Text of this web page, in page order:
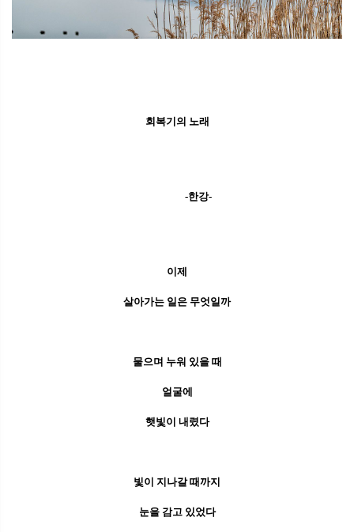
회복기의 노래
-한강-
이제
살아가는 일은 무엇일까
물으며 누워 있을 때
얼굴에
햇빛이 내렸다
빛이 지나갈 때까지
눈을 감고 있었다